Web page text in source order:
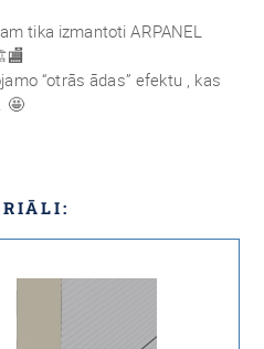
tika izmantoti ARPANEL
“otrās ādas” efektu , kas
🤩